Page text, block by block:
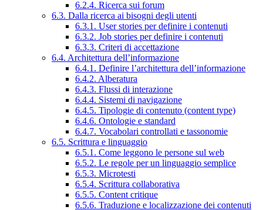
6.2.4. Ricerca sui forum
6.3. Dalla ricerca ai bisogni degli utenti
6.3.1. User stories per definire i contenuti
6.3.2. Job stories per definire i contenuti
6.3.3. Criteri di accettazione
6.4. Architettura dell’informazione
6.4.1. Definire l’architettura dell’informazione
6.4.2. Alberatura
6.4.3. Flussi di interazione
6.4.4. Sistemi di navigazione
6.4.5. Tipologie di contenuto (content type)
6.4.6. Ontologie e standard
6.4.7. Vocabolari controllati e tassonomie
6.5. Scrittura e linguaggio
6.5.1. Come leggono le persone sul web
6.5.2. Le regole per un linguaggio semplice
6.5.3. Microtesti
6.5.4. Scrittura collaborativa
6.5.5. Content critique
6.5.6. Traduzione e localizzazione dei contenuti